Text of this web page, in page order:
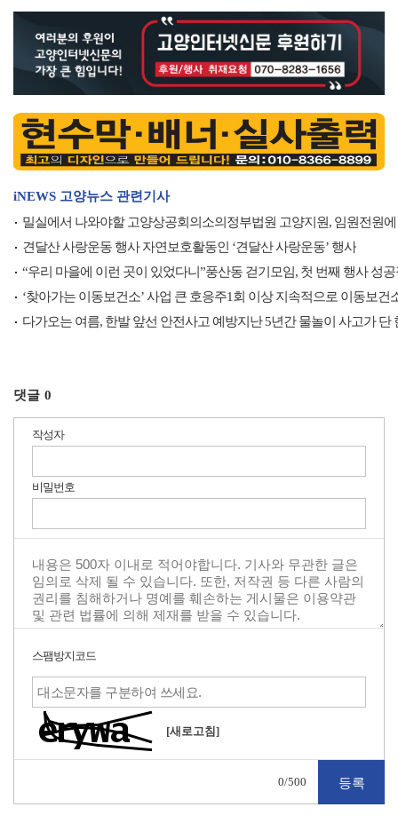
iNEWS 고양뉴스 관련기사
밀실에서 나와야할 고양상공회의소의정부법원 고양지원, 임원전원
견달산 사랑운동 행사 자연보호활동인 ‘견달산 사랑운동’ 행사
“우리 마을에 이런 곳이 있었다니”풍산동 걷기모임, 첫 번째 행사 성
‘찾아가는 이동보건소’ 사업 큰 호응주1회 이상 지속적으로 이동보건
다가오는 여름, 한발 앞선 안전사고 예방지난 5년간 물놀이 사고가 단
댓글 0
작성자
비밀번호
스팸방지코드
[새로고침]
0/500